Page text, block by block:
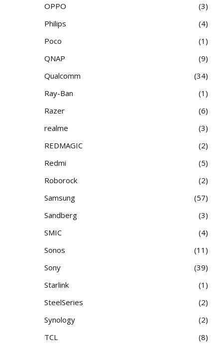
OPPO
3
Philips
4
Poco
1
QNAP
9
Qualcomm
34
Ray-Ban
1
Razer
6
realme
3
REDMAGIC
2
Redmi
5
Roborock
2
Samsung
57
Sandberg
3
SMIC
4
Sonos
11
Sony
39
Starlink
1
SteelSeries
2
Synology
2
TCL
8